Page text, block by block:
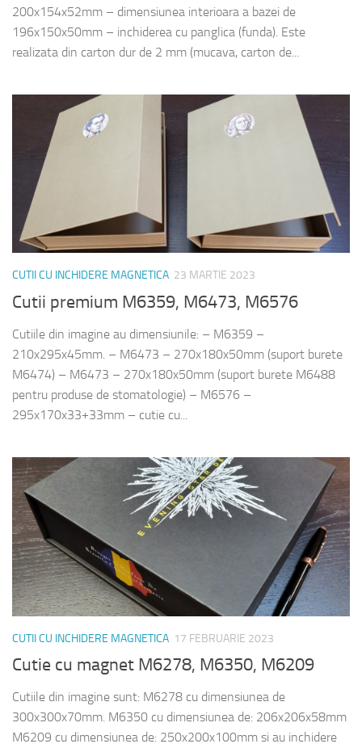
200x154x52mm – dimensiunea interioara a bazei de
196x150x50mm – inchiderea cu panglica (funda). Este
realizata din carton dur de 2 mm (mucava, carton de...
CUTII CU INCHIDERE MAGNETICA 23 MARTIE 2023
Cutii premium M6359, M6473, M6576
Cutiile din imagine au dimensiunile: – M6359 –
210x295x45mm. – M6473 – 270x180x50mm (suport burete
M6474) – M6473 – 270x180x50mm (suport burete M6488
pentru produse de stomatologie) – M6576 –
295x170x33+33mm – cutie cu...
CUTII CU INCHIDERE MAGNETICA 17 FEBRUARIE 2023
Cutie cu magnet M6278, M6350, M6209
Cutiile din imagine sunt: M6278 cu dimensiunea de
300x300x70mm. M6350 cu dimensiunea de: 206x206x58mm
M6209 cu dimensiunea de: 250x200x100mm si au inchidere